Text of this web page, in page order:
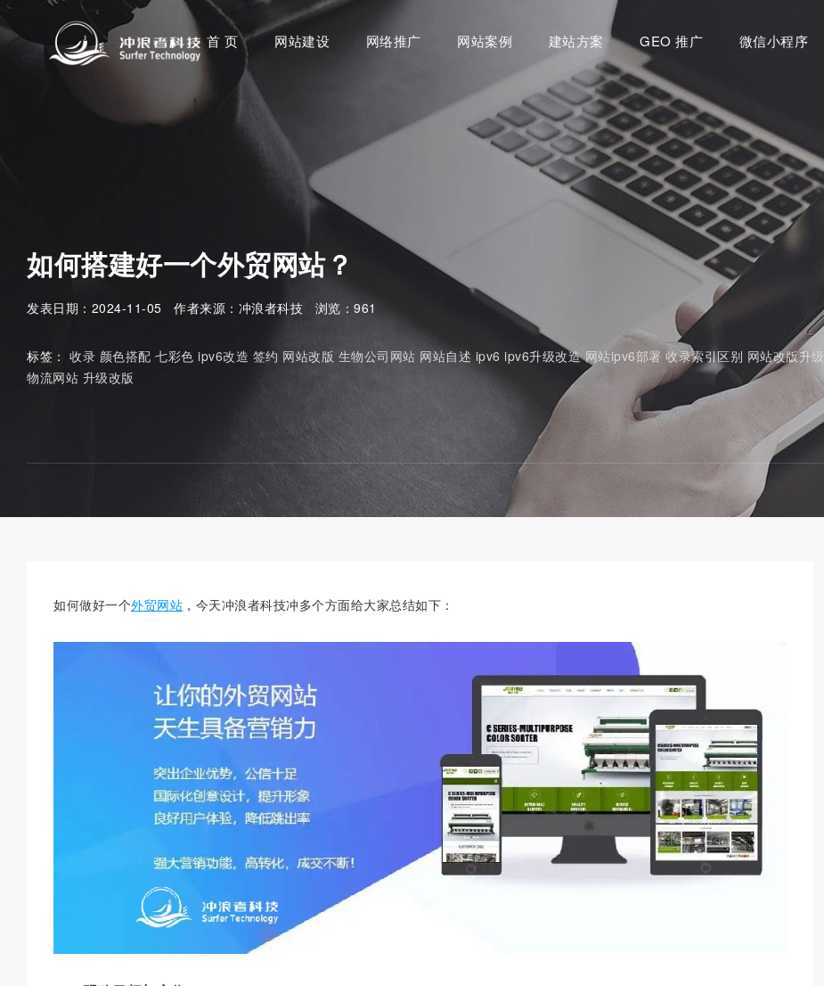
首 页 网站建设 网络推广 网站案例 建站方案 GEO 推广 微信小程序
如何搭建好一个外贸网站？
发表日期：2024-11-05 作者来源：冲浪者科技 浏览：961
标签： 收录 颜色搭配 七彩色 ipv6改造 签约 网站改版 生物公司网站 网站自述 ipv6 ipv6升级改造 网站ipv6部署 收录索引区别 网站改版升级
物流网站 升级改版
如何做好一个外贸网站 ，今天冲浪者科技冲多个方面给大家总结如下：